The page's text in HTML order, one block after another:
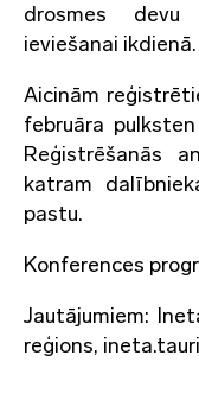
drosmes devu
ieviešanai ikdienā.
Aicinām
februāra
Reģistrēšanās
katram
pastu.
Konferences
Jautājumiem:
reģions,